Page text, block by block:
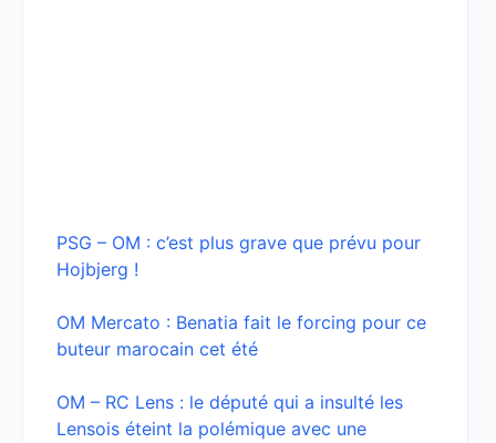
PSG – OM : c’est plus grave que prévu pour
Hojbjerg !
OM Mercato : Benatia fait le forcing pour ce
buteur marocain cet été
OM – RC Lens : le député qui a insulté les
Lensois éteint la polémique avec une